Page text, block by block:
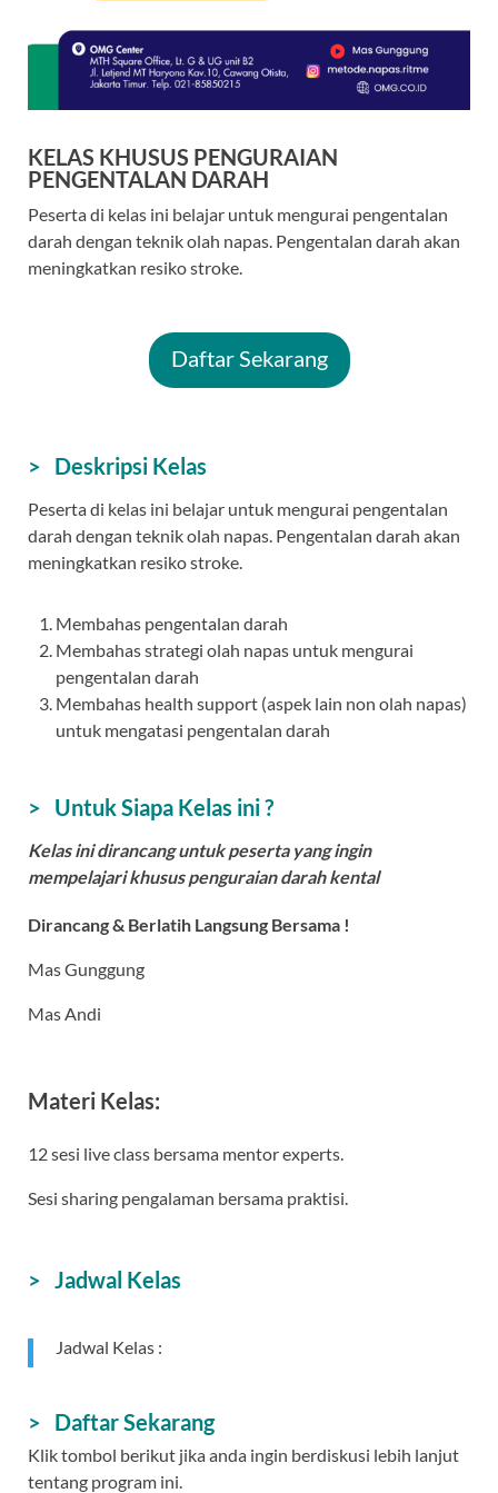
KELAS KHUSUS PENGURAIAN
PENGENTALAN DARAH
Peserta di kelas ini belajar untuk mengurai pengentalan
darah dengan teknik olah napas. Pengentalan darah akan
meningkatkan resiko stroke.
Daftar Sekarang
> Deskripsi Kelas
Peserta di kelas ini belajar untuk mengurai pengentalan
darah dengan teknik olah napas. Pengentalan darah akan
meningkatkan resiko stroke.
Membahas pengentalan darah
Membahas strategi olah napas untuk mengurai
pengentalan darah
Membahas health support (aspek lain non olah napas)
untuk mengatasi pengentalan darah
> Untuk Siapa Kelas ini ?
Kelas ini dirancang untuk peserta yang ingin
mempelajari khusus penguraian darah kental
Dirancang & Berlatih Langsung Bersama !
Mas Gunggung
Mas Andi
Materi Kelas:
12 sesi live class bersama mentor experts.
Sesi sharing pengalaman bersama praktisi.
> Jadwal Kelas
Jadwal Kelas :
> Daftar Sekarang
Klik tombol berikut jika anda ingin berdiskusi lebih lanjut
tentang program ini.